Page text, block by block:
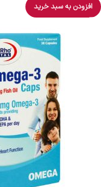
افزودن به سبد خرید